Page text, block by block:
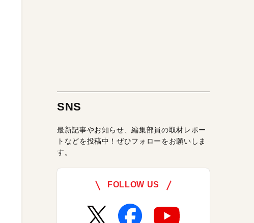
SNS
最新記事やお知らせ、編集部員の取材レポー
トなどを投稿中！ぜひフォローをお願いしま
す。
FOLLOW US